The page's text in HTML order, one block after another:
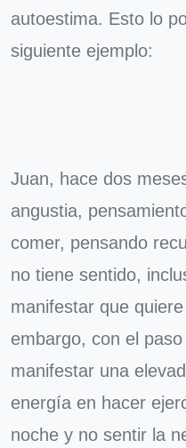
autoestima. Esto lo
siguiente ejemplo:
Juan, hace dos
angustia,
comer, pensando
no tiene sentido,
manifestar que
embargo, con el
manifestar una
energía en hacer
noche y no sentir la